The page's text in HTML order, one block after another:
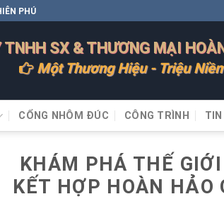
PHÚ
TNHH SX & THƯƠNG MẠI
Một Thương Hiệu - Triệu
CỔNG NHÔM ĐÚC CÔNG TRÌNH
KHÁM PHÁ THẾ
KẾT HỢP HOÀN HẢO